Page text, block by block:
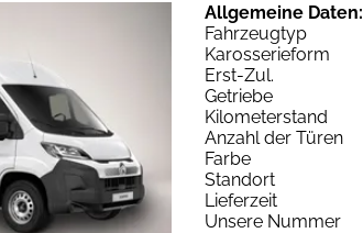
Allgemeine Daten:
Fahrzeugtyp
Karosserieform
Erst-Zul.
Getriebe
Kilometerstand
Anzahl der Türen
Farbe
Standort
Lieferzeit
Unsere Nummer